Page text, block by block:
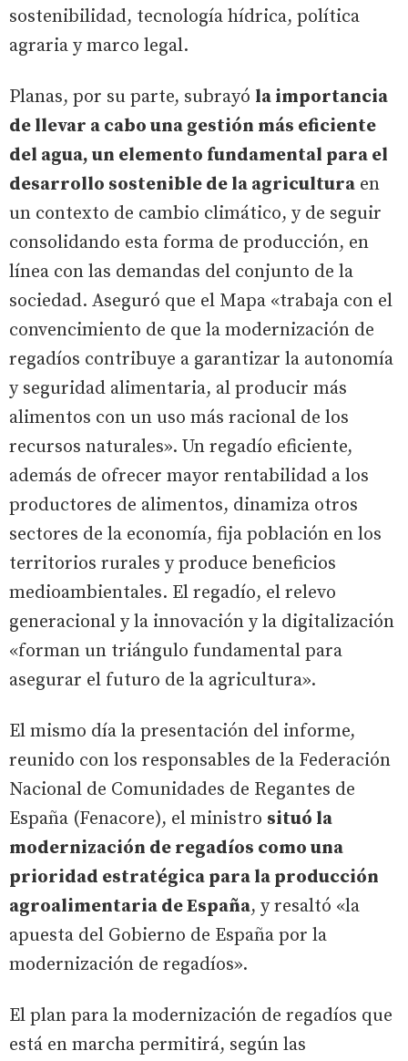
sostenibilidad, tecnología hídrica, política
agraria y marco legal.
Planas, por su parte, subrayó la importancia
de llevar a cabo una gestión más eficiente
del agua, un elemento fundamental para el
desarrollo sostenible de la agricultura en
un contexto de cambio climático, y de seguir
consolidando esta forma de producción, en
línea con las demandas del conjunto de la
sociedad. Aseguró que el Mapa «trabaja con el
convencimiento de que la modernización de
regadíos contribuye a garantizar la autonomía
y seguridad alimentaria, al producir más
alimentos con un uso más racional de los
recursos naturales». Un regadío eficiente,
además de ofrecer mayor rentabilidad a los
productores de alimentos, dinamiza otros
sectores de la economía, fija población en los
territorios rurales y produce beneficios
medioambientales. El regadío, el relevo
generacional y la innovación y la digitalización
«forman un triángulo fundamental para
asegurar el futuro de la agricultura».
El mismo día la presentación del informe,
reunido con los responsables de la Federación
Nacional de Comunidades de Regantes de
España (Fenacore), el ministro situó la
modernización de regadíos como una
prioridad estratégica para la producción
agroalimentaria de España, y resaltó «la
apuesta del Gobierno de España por la
modernización de regadíos».
El plan para la modernización de regadíos que
está en marcha permitirá, según las